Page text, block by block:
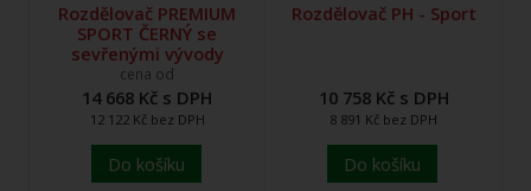
Rozdělovač PREMIUM
SPORT ČERNÝ se
sevřenými vývody
cena od
14 668 Kč s DPH
12 122 Kč bez DPH
Do košíku
Rozdělovač PH - Sport
10 758 Kč s DPH
8 891 Kč bez DPH
Do košíku